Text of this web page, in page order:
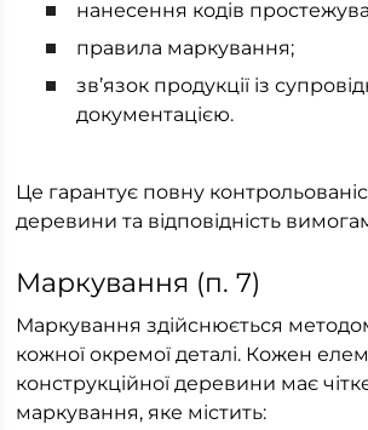
нанесення кодів
правила маркування;
зв’язок продукції із
документацією.
Це гарантує повну
деревини та відповідність
Маркування (п. 7)
Маркування здійснюється
кожної окремої деталі. Кожен
конструкційної деревини має
маркування, яке містить: